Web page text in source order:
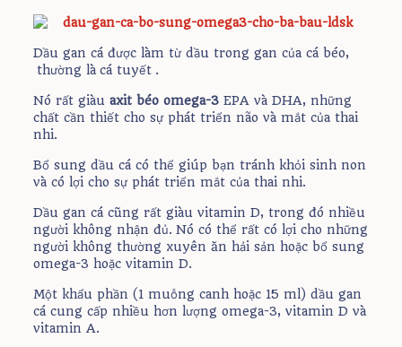
Dầu gan cá được làm từ dầu trong gan của cá béo,
thường là cá tuyết .
Nó rất giàu axit béo omega-3EPA và DHA, những
chất cần thiết cho sự phát triển não và mắt của thai
nhi.
Bổ sung dầu cá có thể giúp bạn tránh khỏi sinh non
và có lợi cho sự phát triển mắt của thai nhi.
Dầu gan cá cũng rất giàu vitamin D, trong đó nhiều
người không nhận đủ. Nó có thể rất có lợi cho những
người không thường xuyên ăn hải sản hoặc bổ sung
omega-3 hoặc vitamin D.
Một khẩu phần (1 muỗng canh hoặc 15 ml) dầu gan
cá cung cấp nhiều hơn lượng omega-3, vitamin D và
vitamin A.